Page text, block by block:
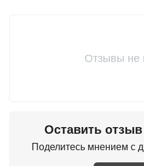
Отзывы не
Оставить отзыв
Поделитесь мнением с